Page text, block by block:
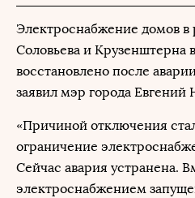
Электроснабжение домов в
Соловьева и Крузенштерна
восстановлено после
заявил мэр города Евгений
«Причиной отключения
ограничение
Сейчас авария устранена.
электроснабжением